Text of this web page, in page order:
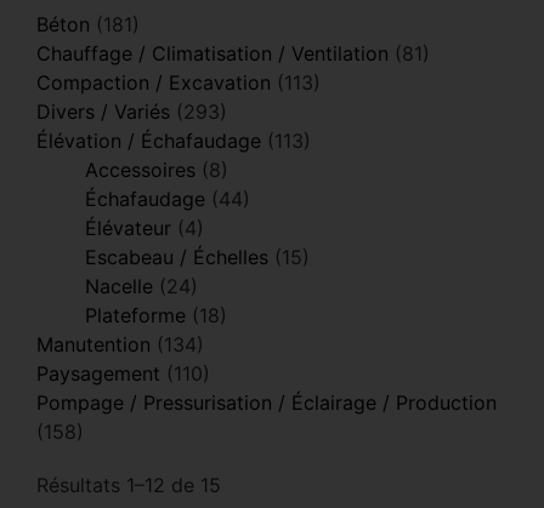
Béton (181)
Chauffage / Climatisation / Ventilation (81)
Compaction / Excavation (113)
Divers / Variés (293)
Élévation / Échafaudage (113)
Accessoires (8)
Échafaudage (44)
Élévateur (4)
Escabeau / Échelles (15)
Nacelle (24)
Plateforme (18)
Manutention (134)
Paysagement (110)
Pompage / Pressurisation / Éclairage / Production
(158)
Résultats 1–12 de 15